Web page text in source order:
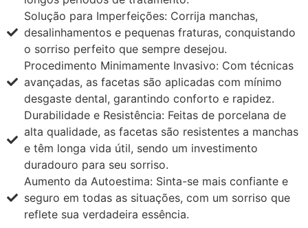
Solução para Imperfeições: Corrija manchas,
desalinhamentos e pequenas fraturas, conquistando
o sorriso perfeito que sempre desejou.
Procedimento Minimamente Invasivo: Com técnicas
avançadas, as facetas são aplicadas com mínimo
desgaste dental, garantindo conforto e rapidez.
Durabilidade e Resistência: Feitas de porcelana de
alta qualidade, as facetas são resistentes a manchas
e têm longa vida útil, sendo um investimento
duradouro para seu sorriso.
Aumento da Autoestima: Sinta-se mais confiante e
seguro em todas as situações, com um sorriso que
reflete sua verdadeira essência.